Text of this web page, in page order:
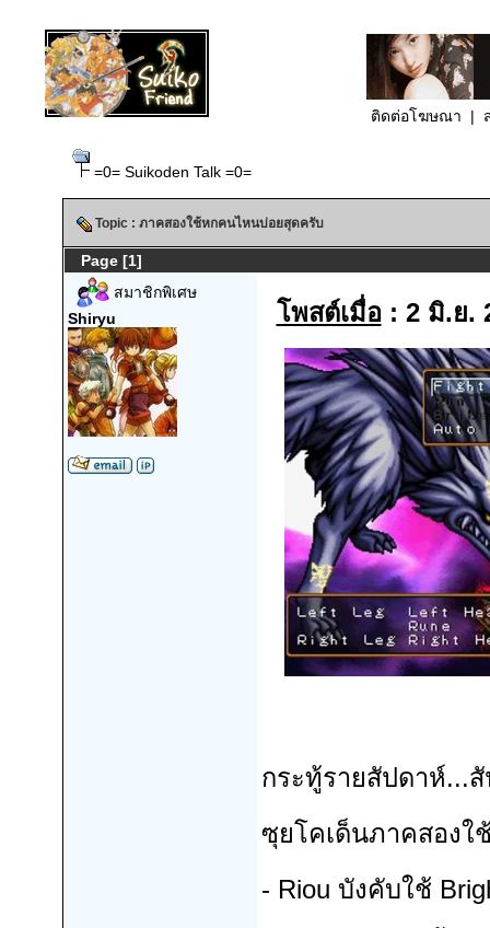
ติดต่อโฆษณา |
=0= Suikoden Talk =0=
Topic : ภาคสองใช้หกคนไหนบ่อยสุดครับ
Page [1]
สมาชิกพิเศษ
Shiryu
โพสต์เมื่อ: 2 มิ.ย.
กระทู้รายสัปดาห์...
ซุยโคเด็นภาคสอง
- Riou บังคับใช้